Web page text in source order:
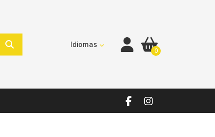
Idiomas
0